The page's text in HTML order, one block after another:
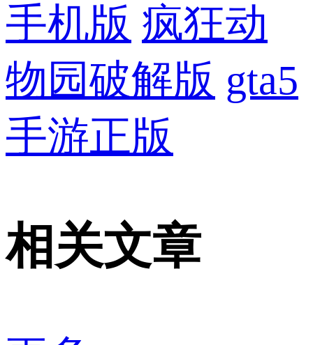
手机版 疯狂动
物园破解版 gta5
手游正版
相关文章